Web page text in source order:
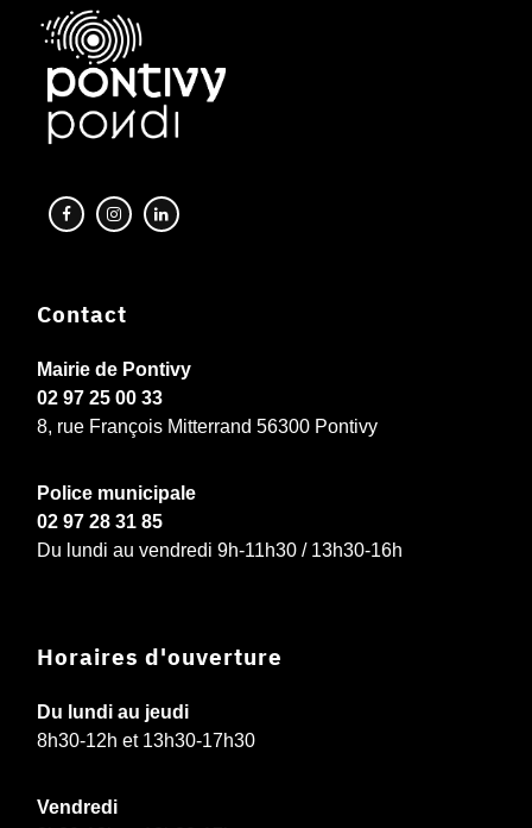
Contact
Mairie de Pontivy
02 97 25 00 33
8, rue François Mitterrand 56300 Pontivy
Police municipale
02 97 28 31 85
Du lundi au vendredi 9h-11h30 / 13h30-16h
Horaires d'ouverture
Du lundi au jeudi
8h30-12h et 13h30-17h30
Vendredi